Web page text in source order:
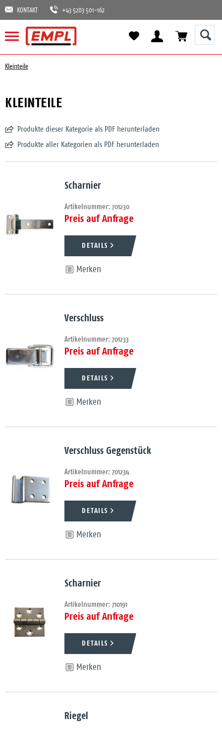
KONTAKT +43 5283 501-162
Kleinteile
KLEINTEILE
Produkte dieser Kategorie als PDF herunterladen
Produkte aller Kategorien als PDF herunterladen
Scharnier
Artikelnummer: 701230
Preis auf Anfrage
DETAILS
Merken
Verschluss
Artikelnummer: 701233
Preis auf Anfrage
DETAILS
Merken
Verschluss Gegenstück
Artikelnummer: 701234
Preis auf Anfrage
DETAILS
Merken
Scharnier
Artikelnummer: 710191
Preis auf Anfrage
DETAILS
Merken
Riegel